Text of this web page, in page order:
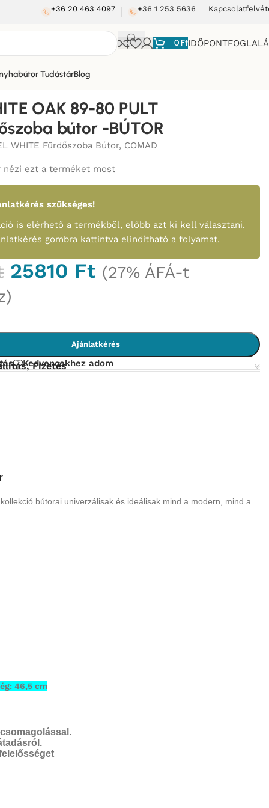
+36 20 463 4097 +36 1 253 5636
0Ft
TudástárBlog
OAK 89-80 PULT
bútor -BÚTOR
WHITE Fürdőszoba Bútor, COMAD
nézi ezt a terméket most
szükséges!
is elérhető a termékből, előbb azt ki kell választani.
gombra kattintva elindítható a folyamat.
25810 Ft (27% ÁFÁ-t
Ajánlatkérés
Kedvencekhez adom
Fizetés
bútorai univerzálisak és ideálisak mind a modern, mind a
46,5 cm